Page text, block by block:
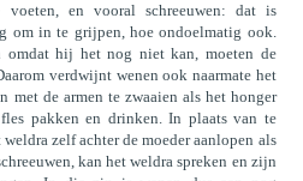
voeten, en vooral schreeuwen: dat is
om in te grijpen, hoe ondoelmatig ook.
hij het nog niet kan, moeten de
verdwijnt wenen ook naarmate het
met de armen te zwaaien als het honger
pakken en drinken. In plaats van te
zelf achter de moeder aanlopen als
kan het weldra spreken en zijn